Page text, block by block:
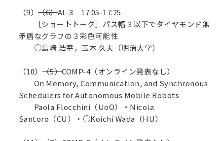
（9）（6）AL-3 17:05-17:25
［ショートトーク］パス幅３以下でダイヤモンド無
矛盾なグラフの３彩色可能性
○島崎 浩幸，玉木 久夫（明治大学）
（10） （5）COMP-4（オンライン発表なし）
On Memory, Communication, and Synchronous
Schedulers for Autonomous Mobile Robots
Paola Flocchini（UoO）・Nicola
Santoro（CU）・○Koichi Wada（HU）